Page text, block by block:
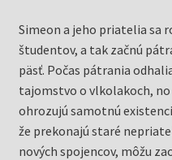
Simeon a jeho priatelia sa
študentov, a tak začnú
päsť. Počas pátrania
tajomstvo o vlkolakoch,
ohrozujú samotnú
že prekonajú staré
nových spojencov, môžu